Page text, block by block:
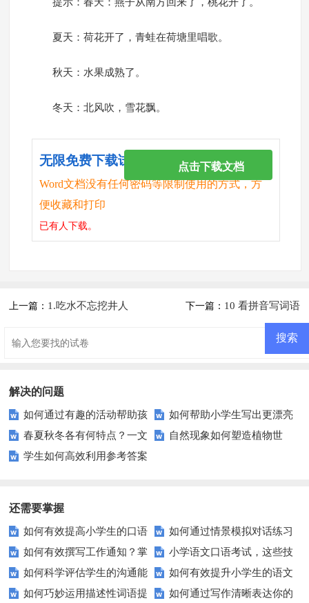
提示：春天：燕子从南方回来了，桃花开了。
夏天：荷花开了，青蛙在荷塘里唱歌。
秋天：水果成熟了。
冬天：北风吹，雪花飘。
无限免费下载试卷
Word文档没有任何密码等限制使用的方式，方
便收藏和打印
已有人下载。
点击下载文档
上一篇： 1.吃水不忘挖井人 下一篇： 10 看拼音写词语
解决的问题
如何通过有趣的活动帮助孩
子认识四季？
如何帮助小学生写出更漂亮
的汉字？
春夏秋冬各有何特点？一文
读懂四季之美
自然现象如何塑造植物世
学生如何高效利用参考答案
还需要掌握
如何有效提高小学生的口语
交际测试成绩？
如何通过情景模拟对话练习
提高你的沟通能力？
如何有效撰写工作通知？掌
握这些技巧让你的通知更专业！
小学语文口语考试，这些技
巧让孩子自信应考？
如何科学评估学生的沟通能
力？
如何有效提升小学生的语文
拼写能力？
如何巧妙运用描述性词语提
如何通过写作清晰表达你的